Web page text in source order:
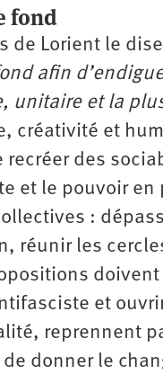
fond
de Lorient le
afin
unitaire et la
créativité et
recréer des
et le pouvoir
:
réunir les
et
reprennent
donner le